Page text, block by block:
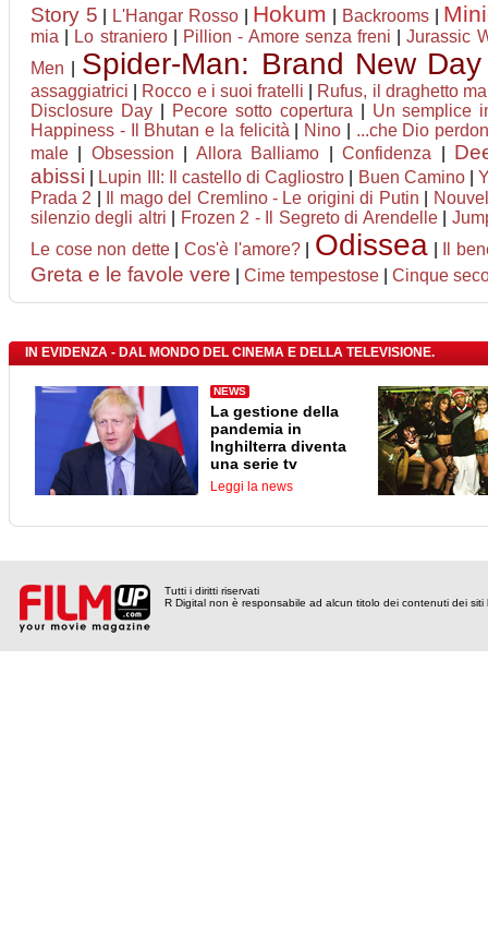
Story 5 L'Hangar Rosso| Hokum Backrooms|
mia Lo straniero| Pillion - Amore senza freni |Jurassic
Men
Spider-Man: Brand New Day
assaggiatrici
Rocco e i suoi fratelli
Rufus, il draghetto
Disclosure Day| Pecore sotto copertura
Un semplice
Happiness - Il Bhutan e la felicità
Nino
...che Dio
male
Obsession Allora Balliamo |Confidenza
abissi
Lupin III: Il castello di Cagliostro Buen Camino|
Prada 2
Il mago del Cremlino - Le origini di Putin
silenzio degli altri
Frozen 2 - Il Segreto di Arendelle|
Le cose non dette|Cos'è l'amore?| Odissea Il
Greta e le favole vere Cime tempestose Cinque
IN EVIDENZA - DAL MONDO DEL CINEMA E DELLA TELEVISIONE.
NEWS
La gestione della
pandemia in
Inghilterra diventa
una serie tv
Leggi la news
Tutti i diritti riservati
R Digital non è responsabile ad alcun titolo dei contenuti dei siti